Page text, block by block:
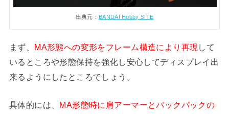
出典元： BANDAI Hobby SITE
まず、 MA形態への変形をフレーム構造により再現 して
いるところや形態保持を強化し安心してディスプレイ出
来るようにしたところでしょう。
具体的には、 MA形態時に肩アーマーとバックパックの